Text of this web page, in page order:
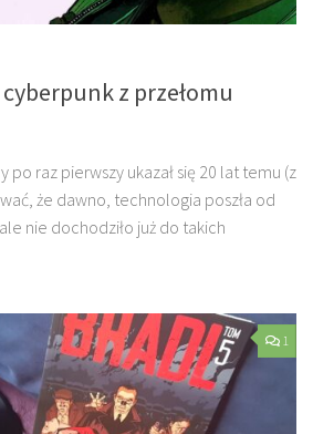
z przełomu
po raz pierwszy ukazał się 20 lat temu (z
że dawno, technologia poszła od
nie dochodziło już do takich
1